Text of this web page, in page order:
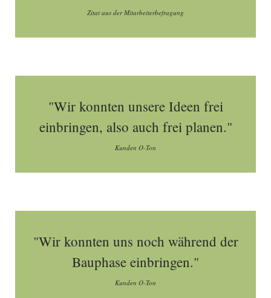
Zitat aus der Mitarbeiterbefragung
"Wir konnten unsere Ideen frei
einbringen, also auch frei planen."
Kunden O-Ton
"Wir konnten uns noch während der
Bauphase einbringen."
Kunden O-Ton